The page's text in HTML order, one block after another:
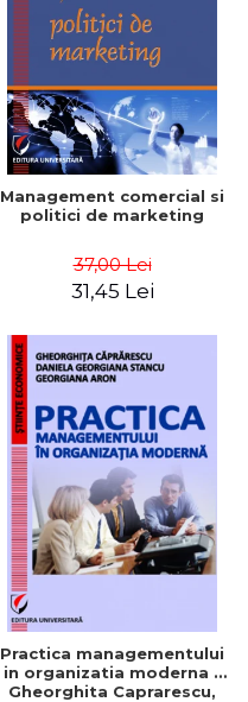
Management comercial si
politici de marketing
37,00 Lei
31,45 Lei
Practica managementului
in organizatia moderna -
Gheorghita Caprarescu,